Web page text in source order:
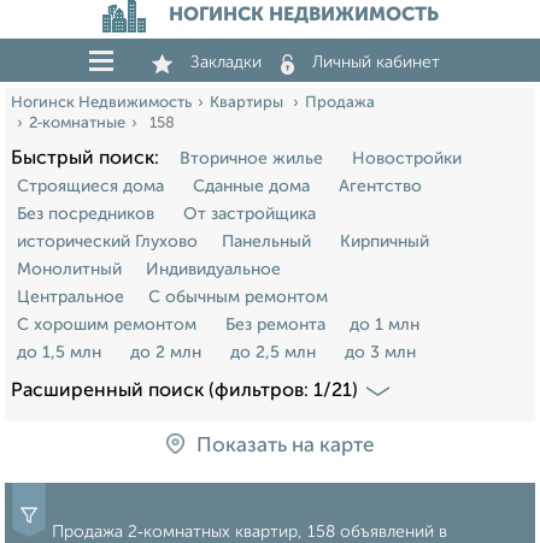
НОГИНСК НЕДВИЖИМОСТЬ
Закладки Личный кабинет
Ногинск Недвижимость Квартиры
Продажа
2‑комнатные
158
Быстрый поиск: Вторичное жилье
Новостройки
Строящиеся дома
Сданные дома
Агентство
Без посредников
От застройщика
исторический Глухово
Панельный
Кирпичный
Монолитный
Индивидуальное
Центральное
С обычным ремонтом
С хорошим ремонтом
Без ремонта
до 1 млн
до 1,5 млн
до 2 млн до 2,5 млн до 3 млн
Расширенный поиск (фильтров: 1/21)
Показать на карте
Продажа 2‑комнатных квартир, 158 объявлений в